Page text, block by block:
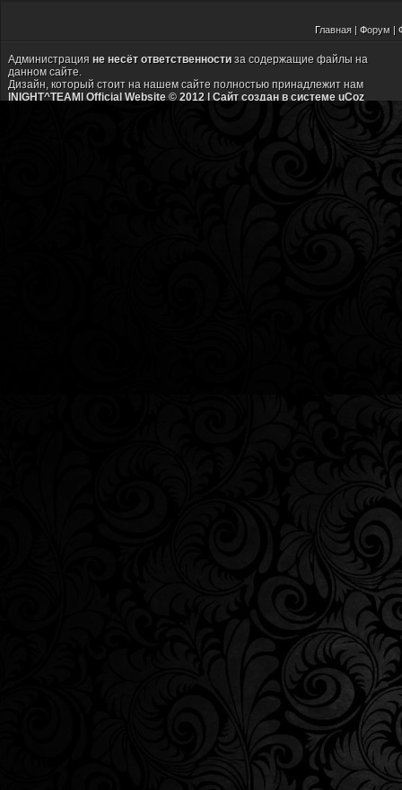
Главная | Форум |
Администрация не несёт ответственности за содержащие файлы на
данном сайте.
Дизайн, который стоит на нашем сайте полностью принадлежит нам
|NIGHT^TEAM| Official Website © 2012 | Сайт создан в системе uCoz